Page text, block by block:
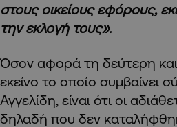
στους οικείους εφόρους,
την εκλογή τους».
Όσον αφορά τη δεύτερη
εκείνο το οποίο συμβαίνει
Αγγελίδη, είναι ότι οι
δηλαδή που δεν